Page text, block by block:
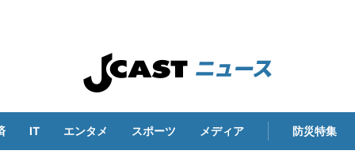
IT エンタメ スポーツ メディア 防災特集